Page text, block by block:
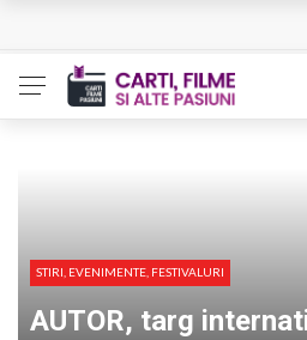
Bolla – O iubire interzisa din
STIRI, EVENIMENTE, FESTIVALURI
AUTOR, targ